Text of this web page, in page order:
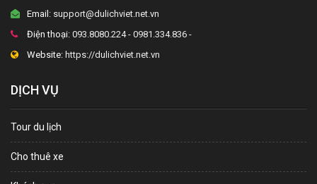
Email: support@dulichviet.net.vn
Điện thoại: 093.8080.224 - 0981.334.836 -
Website: https://dulichviet.net.vn
DỊCH VỤ
Tour du lịch
Cho thuê xe